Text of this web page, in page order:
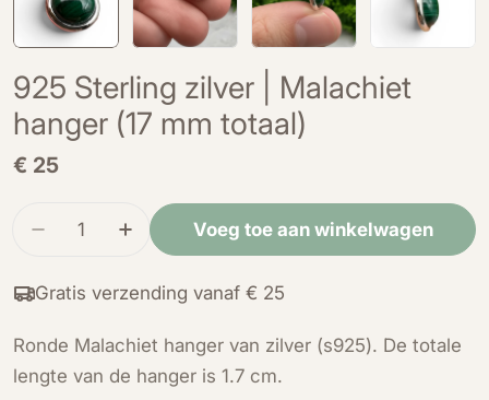
925 Sterling zilver | Malachiet
hanger (17 mm totaal)
Normale
€ 25
Hoeveelheid
Verminder de hoeveelheid voor 925 Sterling
Verhoog de hoeveelheid voor 925
Voeg toe aan winkelwagen
Gratis verzending vanaf € 25
Ronde Malachiet hanger van zilver (s925). De totale
lengte van de hanger is 1.7 cm.